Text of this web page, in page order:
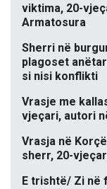
viktima, 20-
Armatosura
Sherri në
plagoset
si nisi konflikti
Vrasje me
vjeçari, autori
Vrasja në
sherr, 20-
E trishtë/ Zi në